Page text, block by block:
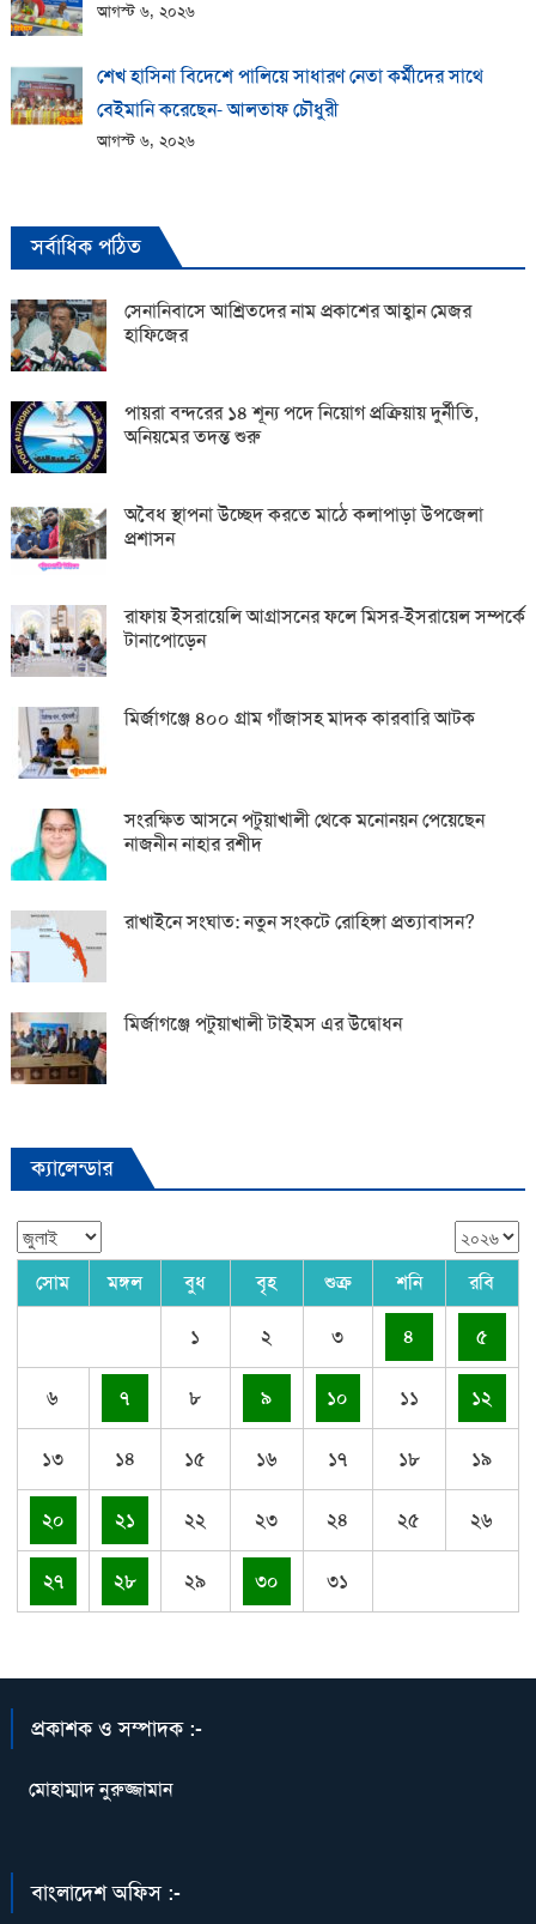
আগস্ট ৬, ২০২৬
শেখ হাসিনা বিদেশে পালিয়ে সাধারণ নেতা কর্মীদের সাথে
বেইমানি করেছেন- আলতাফ চৌধুরী
আগস্ট ৬, ২০২৬
সর্বাধিক পঠিত
সেনানিবাসে আশ্রিতদের নাম প্রকাশের আহ্বান মেজর
হাফিজের
পায়রা বন্দরের ১৪ শূন্য পদে নিয়োগ প্রক্রিয়ায় দুর্নীতি,
অনিয়মের তদন্ত শুরু
অবৈধ স্থাপনা উচ্ছেদ করতে মাঠে কলাপাড়া উপজেলা
প্রশাসন
রাফায় ইসরায়েলি আগ্রাসনের ফলে মিসর-ইসরায়েল সম্পর্কে
টানাপোড়েন
মির্জাগঞ্জে ৪০০ গ্রাম গাঁজাসহ মাদক কারবারি আটক
সংরক্ষিত আসনে পটুয়াখালী থেকে মনোনয়ন পেয়েছেন
নাজনীন নাহার রশীদ
রাখাইনে সংঘাত: নতুন সংকটে রোহিঙ্গা প্রত্যাবাসন?
মির্জাগঞ্জে পটুয়াখালী টাইমস এর উদ্বোধন
ক্যালেন্ডার
সোম মঙ্গল বুধ বৃহ শুক্র শনি রবি
১ ২ ৩ ৪ ৫
৬ ৭ ৮ ৯ ১০ ১১ ১২
১৩ ১৪ ১৫ ১৬ ১৭ ১৮ ১৯
২০ ২১ ২২ ২৩ ২৪ ২৫ ২৬
২৭ ২৮ ২৯ ৩০ ৩১
প্রকাশক ও সম্পাদক :-
মোহাম্মাদ নুরুজ্জামান
বাংলাদেশ অফিস :-